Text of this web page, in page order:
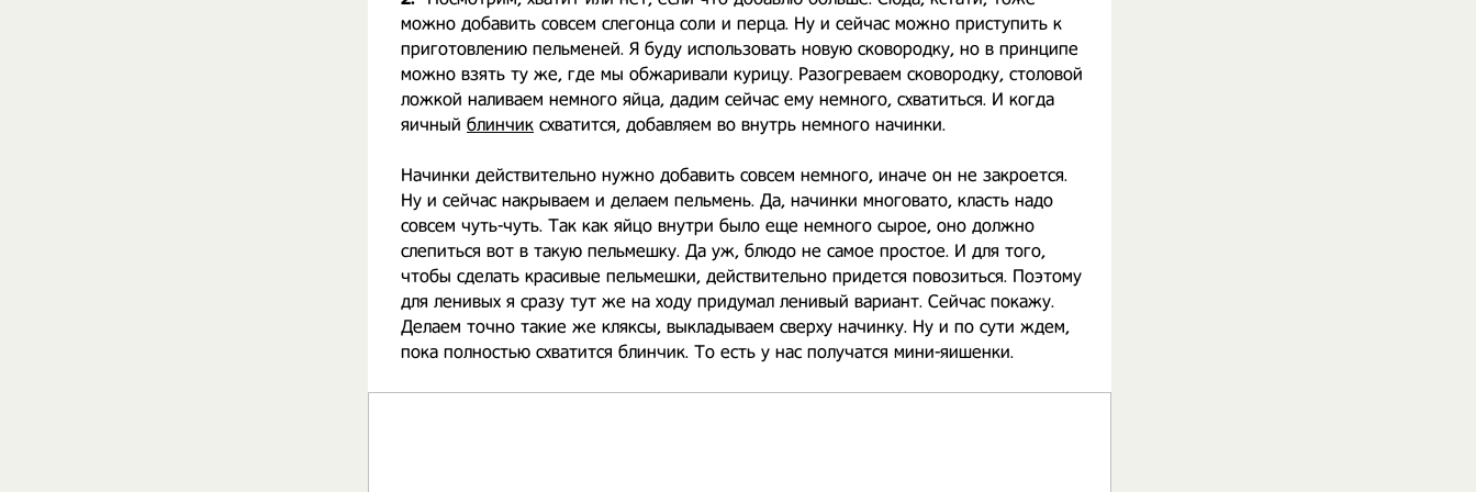
можно добавить совсем слегонца соли и перца. Ну и сейчас можно приступить к
приготовлению пельменей. Я буду использовать новую сковородку, но в принципе
можно взять ту же, где мы обжаривали курицу. Разогреваем сковородку, столовой
ложкой наливаем немного яйца, дадим сейчас ему немного, схватиться. И когда
яичный блинчик схватится, добавляем во внутрь немного начинки.
Начинки действительно нужно добавить совсем немного, иначе он не закроется.
Ну и сейчас накрываем и делаем пельмень. Да, начинки многовато, класть надо
совсем чуть-чуть. Так как яйцо внутри было еще немного сырое, оно должно
слепиться вот в такую пельмешку. Да уж, блюдо не самое простое. И для того,
чтобы сделать красивые пельмешки, действительно придется повозиться. Поэтому
для ленивых я сразу тут же на ходу придумал ленивый вариант. Сейчас покажу.
Делаем точно такие же кляксы, выкладываем сверху начинку. Ну и по сути ждем,
пока полностью схватится блинчик. То есть у нас получатся мини-яишенки.